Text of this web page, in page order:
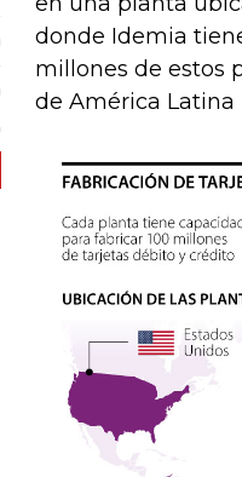
donde Idemia
millones de estos
de América Latina